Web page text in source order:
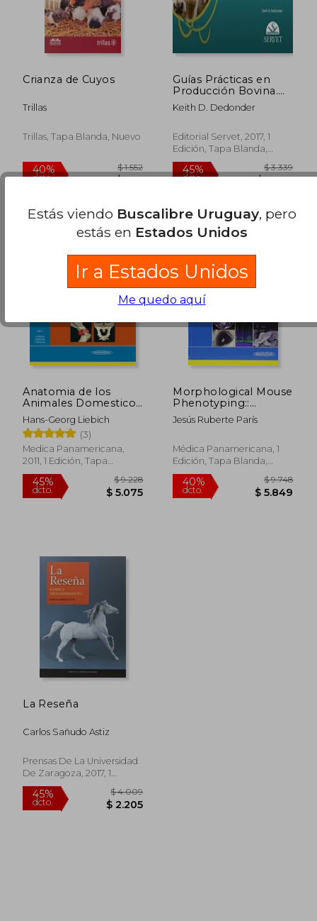
45%
dcto. $ 2.896
45%
dcto.
Crianza de Cuyos
Trillas
Trillas, Tapa Blanda, Nuevo
40% $ 1.552
Guías Prácticas en
Producción Bovina.
Síndrome
Respiratorio Bovino
Keith D. Dedonder
Editorial Servet, 2017, 1
Edición, Tapa Blanda,
Nuevo
45%
Anatomia de los
Animales Domesticos
Tomo 1 Aparato Loco
Motor (2 Edicion
Corregida y Amplia
Hans-Georg Liebich
(3)
Medica Panamericana,
2011, 1 Edición, Tapa
Blanda, Nuevo
45%
Morphological Mouse
Phenotyping::
Anatomy, Histology
and Imaging (en
Jesús Ruberte París
Médica Panamericana, 1
Edición, Tapa Blanda,
Nuevo
La Reseña
Carlos Sañudo Astiz
Prensas De La Universidad
De Zaragoza, 2017, 1
Edición, Tapa Blanda,
Nuevo
Estás viendo Buscalibre Uruguay, pero
estás en Estados Unidos
Ir a Estados Unidos
Me quedo aquí